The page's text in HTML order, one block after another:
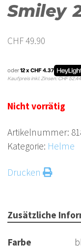
Smiley
CHF49.90
oder12 x CHF 4.37
Kaufpreis inkl. Zinsen: CHF
Nicht vorrätig
Artikelnummer:
Kategorie: Helme
Drucken
Zusätzliche
Farbe